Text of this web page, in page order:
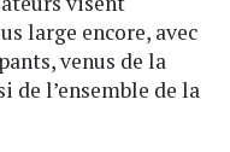
large encore, avec
venus de la
de l’ensemble de la